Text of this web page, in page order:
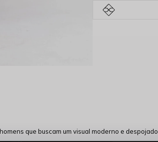
que buscam um visual moderno e despojado.